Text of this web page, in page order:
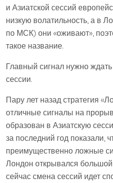
и Азиатской сессий
низкую волатильность, а в
по МСК) они «оживают»,
такое название.
Главный сигнал нужно
сессии.
Пару лет назад стратегия
отличные сигналы на
образован в Азиатскую
за последний год показали,
преимущественно ложные
Лондон открывался
сейчас смена сессий идет